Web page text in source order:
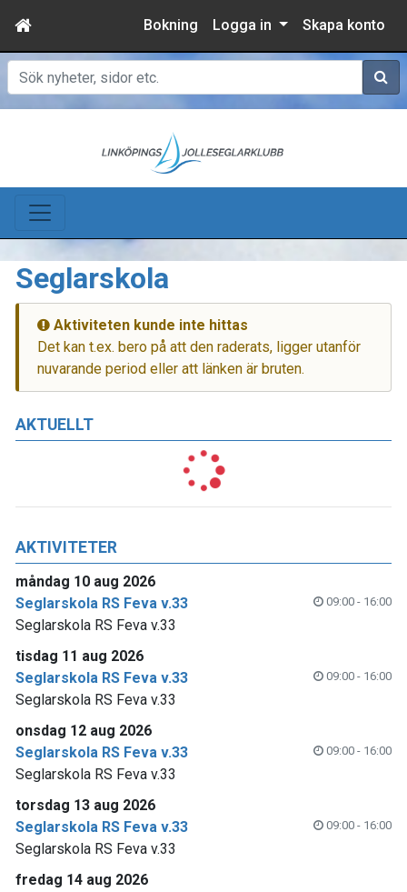
Bokning Logga in Skapa konto
Sök
AKTUELLT
AKTIVITETER
måndag 10 aug 2026
Seglarskola RS Feva v.33
09:00 - 16:00
Seglarskola RS Feva v.33
tisdag 11 aug 2026
Seglarskola RS Feva v.33
09:00 - 16:00
Seglarskola RS Feva v.33
onsdag 12 aug 2026
Seglarskola RS Feva v.33
09:00 - 16:00
Seglarskola RS Feva v.33
torsdag 13 aug 2026
Seglarskola RS Feva v.33
09:00 - 16:00
Seglarskola RS Feva v.33
fredag 14 aug 2026
Seglarskola
Aktiviteten kunde inte hittas
Det kan t.ex. bero på att den raderats, ligger utanför
nuvarande period eller att länken är bruten.